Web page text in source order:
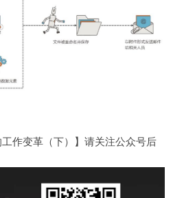
作变革（下）】请关注公众号后